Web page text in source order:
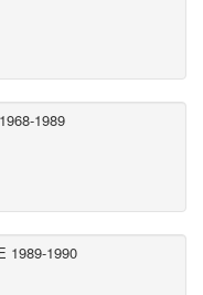
1989
1989-1990